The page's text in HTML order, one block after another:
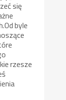
się
byle
rzesze